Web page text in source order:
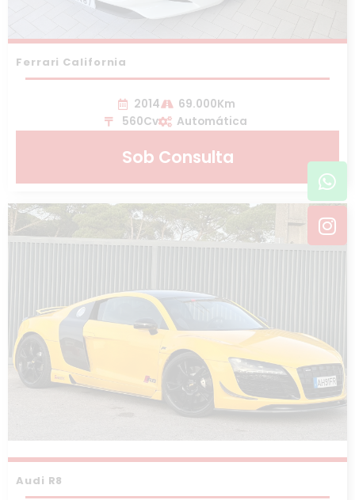
Ferrari California
2014
69.000Km
560Cv
Automática
Sob Consulta
Audi R8